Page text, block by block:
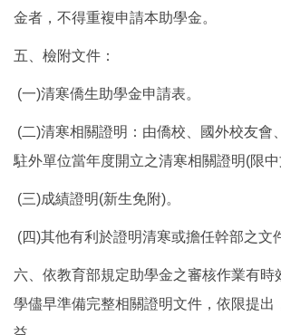
金者，不得重複申請本助學金。
五、檢附文件：
(一)清寒僑生助學金申請表。
(二)清寒相關證明：由僑校、國外校友會
駐外單位當年度開立之清寒相關證明(限中
(三)成績證明(新生免附)。
(四)其他有利於證明清寒或擔任幹部之文
六、依教育部規定助學金之審核作業有時
學儘早準備完整相關證明文件，依限提出